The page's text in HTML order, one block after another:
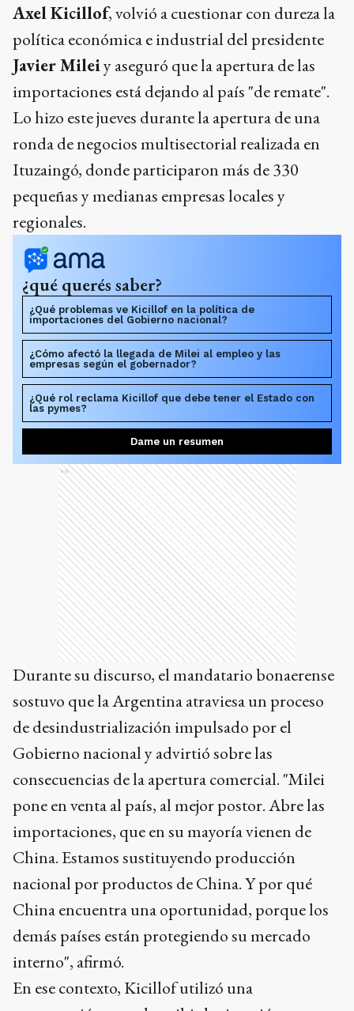
Axel Kicillof, volvió a cuestionar con dureza la
política económica e industrial del presidente
Javier Mileiy aseguró que la apertura de las
importaciones está dejando al país "de remate".
Lo hizo este jueves durante la apertura de una
ronda de negocios multisectorial realizada en
Ituzaingó, donde participaron más de 330
pequeñas y medianas empresas locales y
regionales.
¿qué querés saber?
¿Qué problemas ve Kicillof en la política de
importaciones del Gobierno nacional?
¿Cómo afectó la llegada de Milei al empleo y las
empresas según el gobernador?
¿Qué rol reclama Kicillof que debe tener el Estado con
las pymes?
Dame un resumen
Ads
Durante su discurso, el mandatario bonaerense
sostuvo que la Argentina atraviesa un proceso
de desindustrialización impulsado por el
Gobierno nacional y advirtió sobre las
consecuencias de la apertura comercial. "Milei
pone en venta al país, al mejor postor. Abre las
importaciones, que en su mayoría vienen de
China. Estamos sustituyendo producción
nacional por productos de China. Y por qué
China encuentra una oportunidad, porque los
demás países están protegiendo su mercado
interno", afirmó.
En ese contexto, Kicillof utilizó una